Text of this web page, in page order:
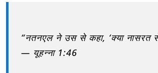
“नतनएल ने उस से कहा, ‘क्या नासरत
— यूहन्ना 1:46